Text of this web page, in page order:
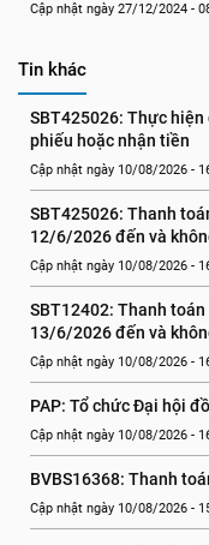
Cập nhật ngày 27/12/2024 -
Tin khác
SBT425026: Thực
phiếu hoặc nhận tiền
Cập nhật ngày 10/08/2026 -
SBT425026: Thanh
12/6/2026 đến và
Cập nhật ngày 10/08/2026 -
SBT12402: Thanh
13/6/2026 đến và
Cập nhật ngày 10/08/2026 -
PAP: Tổ chức Đại hội
Cập nhật ngày 10/08/2026 -
BVBS16368: Thanh
Cập nhật ngày 10/08/2026 -